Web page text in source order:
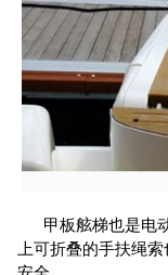
甲板舷梯也是电
上可折叠的手扶绳